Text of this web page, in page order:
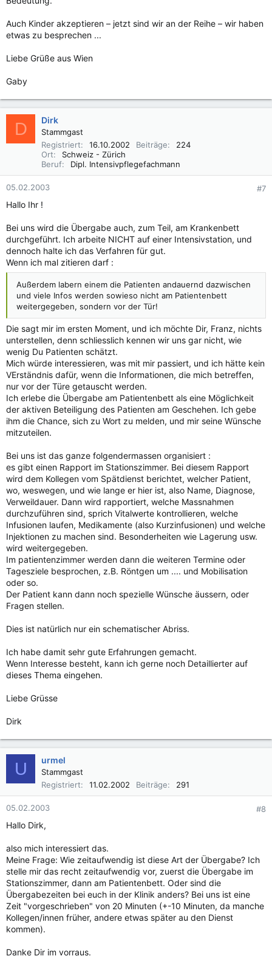
Auch Kinder akzeptieren – jetzt sind wir an der Reihe – wir haben
etwas zu besprechen ...
Liebe Grüße aus Wien
Gaby
D Dirk
Stammgast
Registriert
16.10.2002 Beiträge
224
Ort
Schweiz - Zürich
Beruf
Dipl. Intensivpflegefachmann
05.02.2003 #7
Hallo Ihr !
Bei uns wird die Übergabe auch, zum Teil, am Krankenbett
durchgeführt. Ich arbeite NICHT auf einer Intensivstation, und
dennoch halte ich das Verfahren für gut.
Wenn ich mal zitieren darf :
Außerdem labern einem die Patienten andauernd dazwischen
und viele Infos werden sowieso nicht am Patientenbett
weitergegeben, sondern vor der Tür!
Die sagt mir im ersten Moment, und ich möchte Dir, Franz, nichts
unterstellen, denn schliesslich kennen wir uns gar nicht, wie
wenig Du Patienten schätzt.
Mich würde interessieren, was mit mir passiert, und ich hätte kein
VErständnis dafür, wenn die Informationen, die mich betreffen,
nur vor der Türe getauscht werden.
Ich erlebe die Übergabe am Patientenbett als eine Möglichkeit
der aktiven Beteiligung des Patienten am Geschehen. Ich gebe
ihm die Chance, sich zu Wort zu melden, und mir seine Wünsche
mitzuteilen.
Bei uns ist das ganze folgendermassen organisiert :
es gibt einen Rapport im Stationszimmer. Bei diesem Rapport
wird dem Kollegen vom Spätdienst berichtet, welcher Patient,
wo, weswegen, und wie lange er hier ist, also Name, Diagnose,
Verweildauer. Dann wird rapportiert, welche Massnahmen
durchzuführen sind, sprich Vitalwerte kontrollieren, welche
Infusionen laufen, Medikamente (also Kurzinfusionen) und welche
Injektionen zu machen sind. Besonderheiten wie Lagerung usw.
wird weitergegeben.
Im patientenzimmer werden dann die weiteren Termine oder
Tagesziele besprochen, z.B. Röntgen um .... und Mobilisation
oder so.
Der Patient kann dann noch spezielle Wünsche äussern, oder
Fragen stellen.
Dies ist natürlich nur ein schematischer Abriss.
Ich habe damit sehr gute Erfahrungen gemacht.
Wenn Interesse besteht, kann ich gerne noch Detaillierter auf
dieses Thema eingehen.
Liebe Grüsse
Dirk
U urmel
Stammgast
Registriert
11.02.2002 Beiträge 291
05.02.2003 #8
Hallo Dirk,
also mich interessiert das.
Meine Frage: Wie zeitaufwendig ist diese Art der Übergabe? Ich
stelle mir das recht zeitaufwendig vor, zuerst die Übergabe im
Stationszimmer, dann am Patientenbett. Oder sind die
Übergabezeiten bei euch in der Klinik anders? Bei uns ist eine
Zeit "vorgeschrieben" von 20 Minuten (+-10 Minuten, da manche
Kollegen/innen früher, andere etwas später au den Dienst
kommen).
Danke Dir im vorraus.